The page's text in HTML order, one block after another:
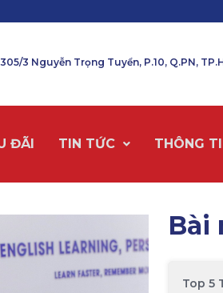
305/3 Nguyễn Trọng Tuyển, P.10, Q.PN,
ĐÃI TIN TỨC THÔNG
Bài
Top 5